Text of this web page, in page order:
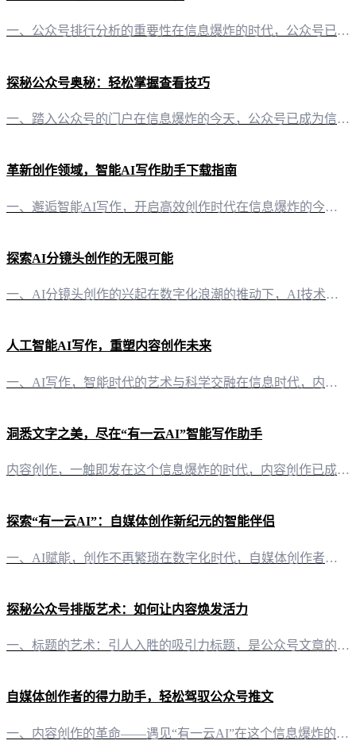
一、公众号排行分析的重要性在信息爆炸的时代，公众号已成为内容传播的重要阵地。了解公众号的排行情况，对于内容创作者、品牌营销者乃至媒体观察者来说，都是洞察行业动态、调整策略的关键。公众号排行分析平台应运而生，成为了解公众号发展趋势的得力助手。 二、有一云AI：AI智能助力公众号排行分析 2.1 AI智能写作+排版“有一云AI”作为一款创新型AI智能写作+排版软件，不仅能够为自媒体创作者提供前沿的A
探秘公众号奥秘：轻松掌握查看技巧
一、踏入公众号的门户在信息爆炸的今天，公众号已成为信息传播的重要阵地。掌握如何查看自己的公众号，是每位自媒体创作者不可或缺的技能。以下，便为您揭晓这一神秘之门的钥匙。 二、浏览你的公众号文章 2.1 界面导航，一目了然1. 登录账号：首先，您需要在微信中登录您的公众号后台账号。2. 进入后台：点击“内容管理”或“素材库”，这里便能看到您所有发布的文章。 2.2 文章检索，精准定位- 搜索栏：利用
革新创作领域，智能AI写作助手下载指南
一、邂逅智能AI写作，开启高效创作时代在信息爆炸的今天，内容创作已成为自媒体、企业宣传等领域的核心竞争力。然而，繁杂的创作需求往往让创作者倍感压力。此时，一款名为“有一云AI”的智能AI写作软件应运而生，它以其独特的功能，为创作者带来全新的创作体验。 二、功能全面，满足多样化创作需求 1. 内容排版，千款皮肤任君挑选“有一云AI”在内容排版方面，提供了包含标题、内容、图文、分隔、引导等五大类的数
探索AI分镜头创作的无限可能
一、AI分镜头创作的兴起在数字化浪潮的推动下，AI技术逐渐渗透到各行各业，为内容创作带来了颠覆性的变革。其中，AI分镜头创作以其高效、精准的特点，成为了影视、游戏、动画等领域的热门工具。 二、AI分镜头创作的优势 2.1 高效便捷AI分镜头创作工具，如猫眼娱乐的“神笔马良”，能够快速分析剧本，自动生成角色、分镜头和台词，大大缩短了创作周期。 2.2 精准智能AI技术能够精准识别剧本中的角色、场景
人工智能AI写作，重塑内容创作未来
一、AI写作，智能时代的艺术与科学交融在信息时代，内容创作的重要性不言而喻。而人工智能AI写作的崛起，正是这一时代发展的必然产物。它不仅体现了科学技术的进步，更在艺术创作领域开辟了新的天地。 二、有一云AI：智能写作与排版的新标杆在众多AI写作工具中，“有一云AI”以其卓越的性能和全面的解决方案脱颖而出。它不仅能够自动化大部分创作需求，还能提供从标题、内容到图文的全方位排版服务。 1. 灵活的排
洞悉文字之美，尽在“有一云AI”智能写作助手
内容创作，一触即发在这个信息爆炸的时代，内容创作已成为自媒体竞争的焦点。而“有一云AI”正是为了满足这一需求而生，它以创新的AI技术，为自媒体创作者带来前所未有的便捷体验。 排版艺术，随心所欲“有一云AI”在内容排版方面独具匠心，提供数千款装修皮肤，涵盖标题、内容、图文、分隔、引导等五大类，让您的文章瞬间焕发视觉魅力。 多平台支持，一网打尽无论是公众号、头条号，还是小红书、百家号，甚至是知乎、企
探索“有一云AI”：自媒体创作新纪元的智能伴侣
一、AI赋能，创作不再繁琐在数字化时代，自媒体创作者面临着日益激烈的市场竞争。而“有一云AI”应运而生，以智能科技的力量，为创作者们提供了一种全新的内容创作体验。这款创新型AI智能写作+排版软件，旨在简化创作流程，让内容创作变得更加高效、轻松。 二、排版艺术，千款模板任你挑选在内容排版方面，“有一云AI”展现出了其独特的魅力。它提供了包含标题、内容、图文、分隔、引导五大类数千款装修皮肤，这些设计
探秘公众号排版艺术：如何让内容焕发活力
一、标题的艺术：引人入胜的吸引力标题，是公众号文章的“门面”。好的标题，如同磁铁一般，吸引读者目光。在“有一云AI”的辅助下，创作者可以轻松打造出吸睛标题，让读者一眼便被吸引。 二、内容的魅力：匠心独运的排版之道内容，是公众号的灵魂。而排版，则是内容的“衣裳”。在“有一云AI”的帮助下，创作者可以挑选数千款装修皮肤，让文章内容与视觉设计相得益彰，提升阅读体验。 三、图文并茂：视觉盛宴中的文字旅行
自媒体创作者的得力助手，轻松驾驭公众号推文
一、内容创作的革命——遇见“有一云AI”在这个信息爆炸的时代，自媒体创作者面临着巨大的压力与挑战。如何高效、高质量地完成内容创作，成为许多创作者的痛点。而“有一云AI”应运而生，以其创新的技术，为自媒体创作者带来了全新的体验。 二、排版之美——千款皮肤，演绎个性风采在内容排版方面，“有一云AI”独具匠心，提供包含标题、内容、图文、分隔、引导五大类数千款装修皮肤可供选择。无论是清新脱俗，还是华丽大